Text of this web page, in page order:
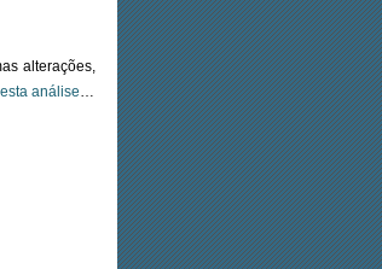
alterações,
análise…